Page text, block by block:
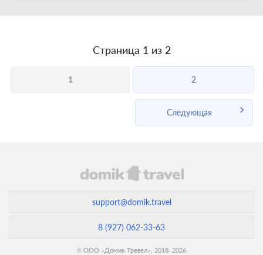
Страница 1 из 2
1 2
Следующая
support@domik.travel
8 (927) 062-33-63
© ООО «Домик Тревел», 2018–2026